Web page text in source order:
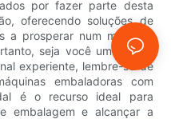
por fazer parte desta
oferecendo soluções de
a prosperar num mercado
seja você um novato
experiente, lembre-se de
embaladoras com
é o recurso ideal para
embalagem e alcançar a